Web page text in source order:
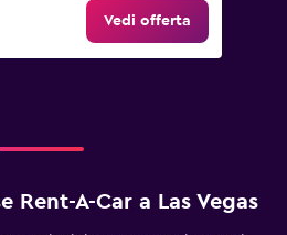
Vedi offerta
Rent-A-Car a Las Vegas